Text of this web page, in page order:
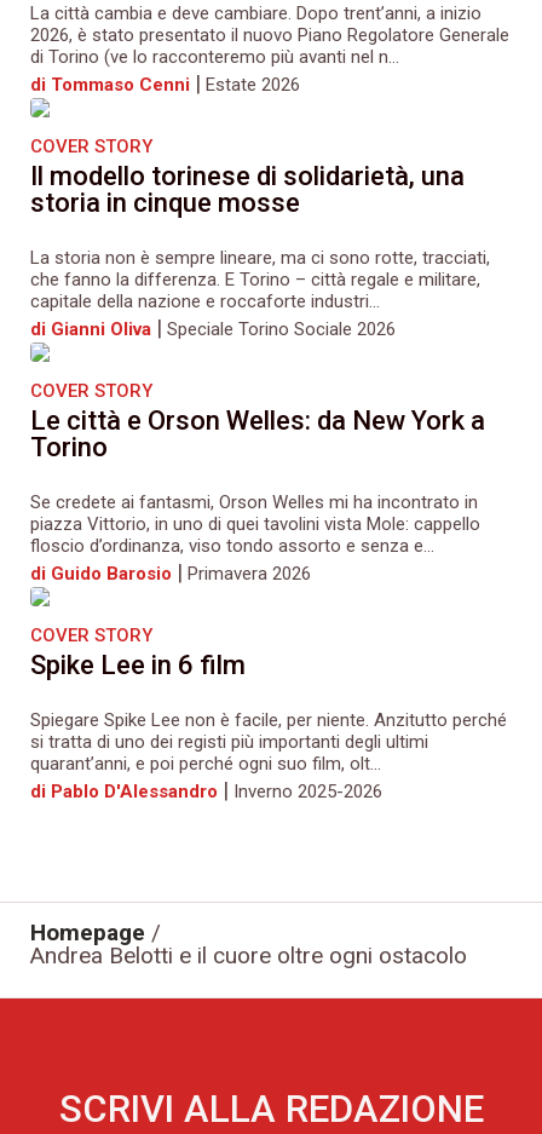
La città cambia e deve cambiare. Dopo trent’anni, a inizio
2026, è stato presentato il nuovo Piano Regolatore Generale
di Torino (ve lo racconteremo più avanti nel n...
di Tommaso Cenni | Estate 2026
COVER STORY
Il modello torinese di solidarietà, una
storia in cinque mosse
La storia non è sempre lineare, ma ci sono rotte, tracciati,
che fanno la differenza. E Torino – città regale e militare,
capitale della nazione e roccaforte industri...
di Gianni Oliva | Speciale Torino Sociale 2026
COVER STORY
Le città e Orson Welles: da New York a
Torino
Se credete ai fantasmi, Orson Welles mi ha incontrato in
piazza Vittorio, in uno di quei tavolini vista Mole: cappello
floscio d’ordinanza, viso tondo assorto e senza e...
di Guido Barosio | Primavera 2026
COVER STORY
Spike Lee in 6 film
Spiegare Spike Lee non è facile, per niente. Anzitutto perché
si tratta di uno dei registi più importanti degli ultimi
quarant’anni, e poi perché ogni suo film, olt...
di Pablo D'Alessandro | Inverno 2025-2026
Homepage /
Andrea Belotti e il cuore oltre ogni ostacolo
SCRIVI ALLA REDAZIONE